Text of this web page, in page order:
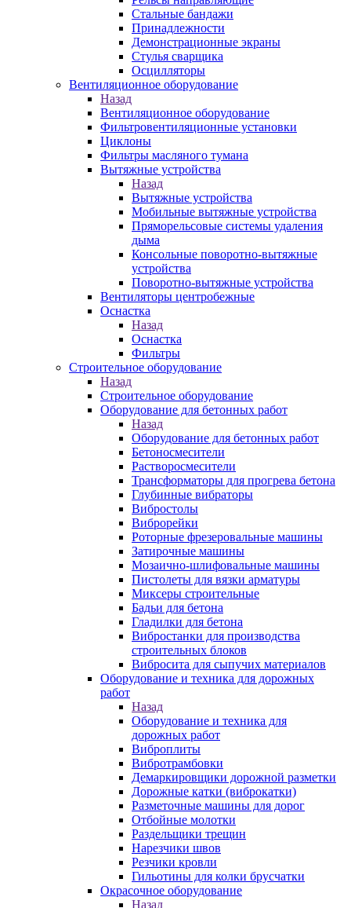
Стальные бандажи
Принадлежности
Демонстрационные экраны
Стулья сварщика
Осцилляторы
Вентиляционное оборудование
Назад
Вентиляционное оборудование
Фильтровентиляционные установки
Циклоны
Фильтры масляного тумана
Вытяжные устройства
Назад
Вытяжные устройства
Мобильные вытяжные устройства
Пряморельсовые системы удаления
дыма
Консольные поворотно-вытяжные
устройства
Поворотно-вытяжные устройства
Вентиляторы центробежные
Оснастка
Назад
Оснастка
Фильтры
Строительное оборудование
Назад
Строительное оборудование
Оборудование для бетонных работ
Назад
Оборудование для бетонных работ
Бетоносмесители
Растворосмесители
Трансформаторы для прогрева бетона
Глубинные вибраторы
Вибростолы
Виброрейки
Роторные фрезеровальные машины
Затирочные машины
Мозаично-шлифовальные машины
Пистолеты для вязки арматуры
Миксеры строительные
Бадьи для бетона
Гладилки для бетона
Вибростанки для производства
строительных блоков
Вибросита для сыпучих материалов
Оборудование и техника для дорожных
работ
Назад
Оборудование и техника для
дорожных работ
Виброплиты
Вибротрамбовки
Демаркировщики дорожной разметки
Дорожные катки (виброкатки)
Разметочные машины для дорог
Отбойные молотки
Раздельщики трещин
Нарезчики швов
Резчики кровли
Гильотины для колки брусчатки
Окрасочное оборудование
Назад